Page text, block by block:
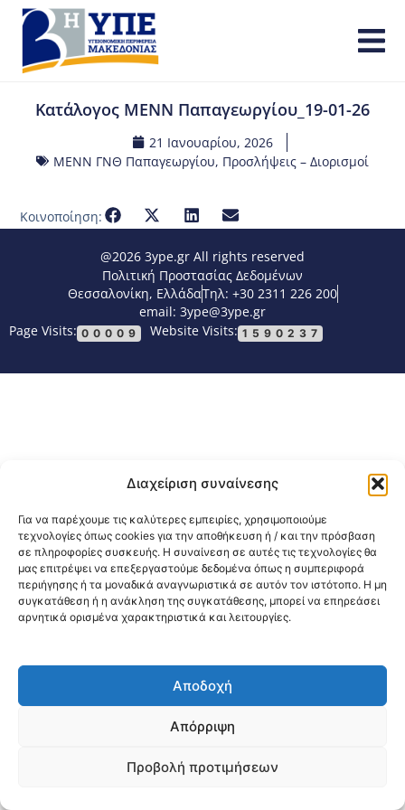
Διαχείριση συναίνεσης
Για να παρέχουμε τις καλύτερες εμπειρίες, χρησιμοποιούμε
τεχνολογίες όπως cookies για την αποθήκευση ή / και την πρόσβαση
σε πληροφορίες συσκευής. Η συναίνεση σε αυτές τις τεχνολογίες θα
μας επιτρέψει να επεξεργαστούμε δεδομένα όπως η συμπεριφορά
περιήγησης ή τα μοναδικά αναγνωριστικά σε αυτόν τον ιστότοπο. Η μη
συγκατάθεση ή η ανάκληση της συγκατάθεσης, μπορεί να επηρεάσει
αρνητικά ορισμένα χαρακτηριστικά και λειτουργίες.
Αποδοχή
Απόρριψη
Προβολή προτιμήσεων
Κατάλογος ΜΕΝΝ Παπαγεωργίου_19-01-26
21 Ιανουαρίου, 2026
ΜΕΝΝ ΓΝΘ Παπαγεωργίου, Προσλήψεις – Διορισμοί
Κοινοποίηση:
@2026 3ype.gr All rights reserved
Πολιτική Προστασίας Δεδομένων
Θεσσαλονίκη, ΕλλάδαΤηλ: +30 2311 226 200
email: 3ype@3ype.gr
Page Visits: 00009 Website Visits: 1590237